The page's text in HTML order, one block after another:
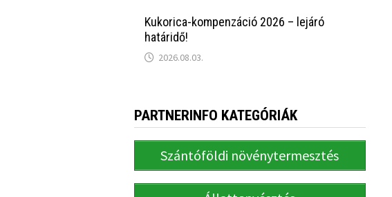
Kukorica-kompenzáció 2026 – lejáró
határidő!
2026.08.03.
PARTNERINFO KATEGÓRIÁK
Szántóföldi növénytermesztés